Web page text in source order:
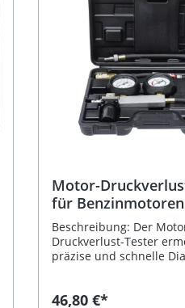
Motor-
für Benzinmotoren
Beschreibung: Der
Druckverlust-Tester
präzise und schnelle
erkennen Sie zuverlässig
46,80 €*